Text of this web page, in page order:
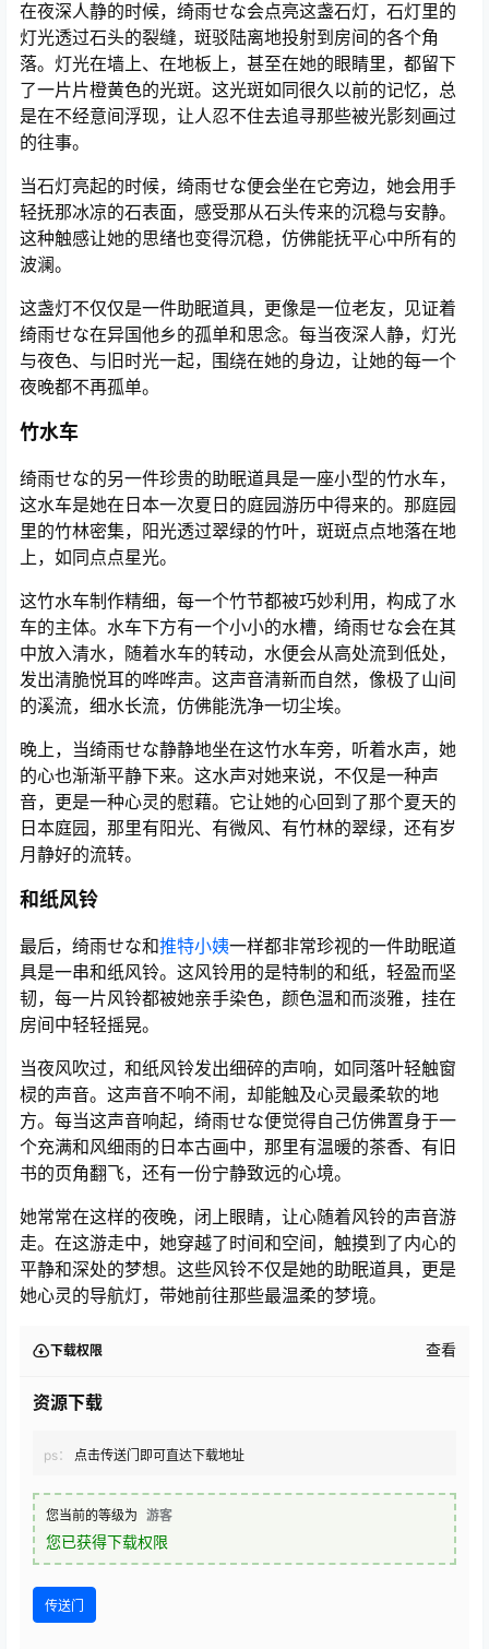
在夜深人静的时候，绮雨せな会点亮这盏石灯，石灯里的
灯光透过石头的裂缝，斑驳陆离地投射到房间的各个角
落。灯光在墙上、在地板上，甚至在她的眼睛里，都留下
了一片片橙黄色的光斑。这光斑如同很久以前的记忆，总
是在不经意间浮现，让人忍不住去追寻那些被光影刻画过
的往事。
当石灯亮起的时候，绮雨せな便会坐在它旁边，她会用手
轻抚那冰凉的石表面，感受那从石头传来的沉稳与安静。
这种触感让她的思绪也变得沉稳，仿佛能抚平心中所有的
波澜。
这盏灯不仅仅是一件助眠道具，更像是一位老友，见证着
绮雨せな在异国他乡的孤单和思念。每当夜深人静，灯光
与夜色、与旧时光一起，围绕在她的身边，让她的每一个
夜晚都不再孤单。
竹水车
绮雨せな的另一件珍贵的助眠道具是一座小型的竹水车，
这水车是她在日本一次夏日的庭园游历中得来的。那庭园
里的竹林密集，阳光透过翠绿的竹叶，斑斑点点地落在地
上，如同点点星光。
这竹水车制作精细，每一个竹节都被巧妙利用，构成了水
车的主体。水车下方有一个小小的水槽，绮雨せな会在其
中放入清水，随着水车的转动，水便会从高处流到低处，
发出清脆悦耳的哗哗声。这声音清新而自然，像极了山间
的溪流，细水长流，仿佛能洗净一切尘埃。
晚上，当绮雨せな静静地坐在这竹水车旁，听着水声，她
的心也渐渐平静下来。这水声对她来说，不仅是一种声
音，更是一种心灵的慰藉。它让她的心回到了那个夏天的
日本庭园，那里有阳光、有微风、有竹林的翠绿，还有岁
月静好的流转。
和纸风铃
最后，绮雨せな和推特小姨一样都非常珍视的一件助眠道
具是一串和纸风铃。这风铃用的是特制的和纸，轻盈而坚
韧，每一片风铃都被她亲手染色，颜色温和而淡雅，挂在
房间中轻轻摇晃。
当夜风吹过，和纸风铃发出细碎的声响，如同落叶轻触窗
棂的声音。这声音不响不闹，却能触及心灵最柔软的地
方。每当这声音响起，绮雨せな便觉得自己仿佛置身于一
个充满和风细雨的日本古画中，那里有温暖的茶香、有旧
书的页角翻飞，还有一份宁静致远的心境。
她常常在这样的夜晚，闭上眼睛，让心随着风铃的声音游
走。在这游走中，她穿越了时间和空间，触摸到了内心的
平静和深处的梦想。这些风铃不仅是她的助眠道具，更是
她心灵的导航灯，带她前往那些最温柔的梦境。
下载权限 查看
资源下载
ps： 点击传送门即可直达下载地址
您当前的等级为 游客
您已获得下载权限
传送门